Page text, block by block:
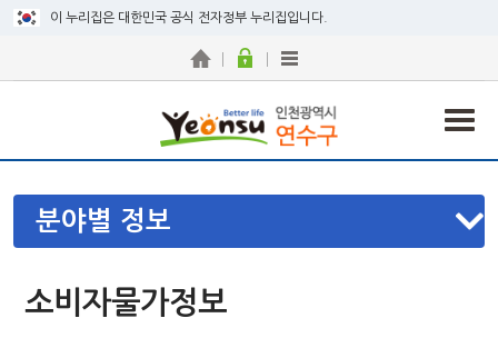
이 누리집은 대한민국 공식 전자정부 누리집입니다.
분야별 정보
소비자물가정보